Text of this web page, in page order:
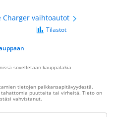
Charger vaihtoautot
Tilastot
sovelletaan kauppalakia
tietojen paikkansapitävyydestä.
puutteita tai virheitä. Tieto on
vahvistanut.